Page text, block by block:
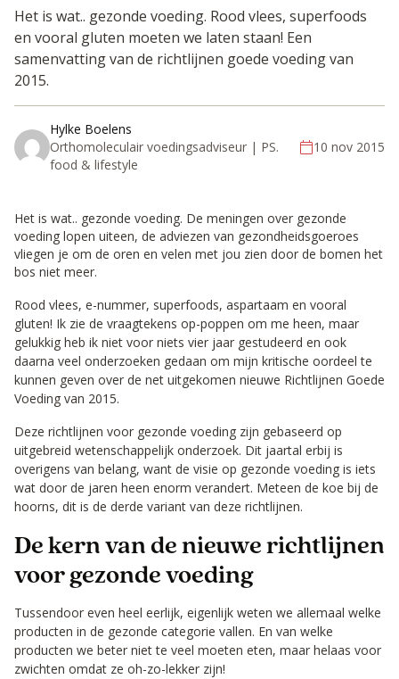
Het is wat.. gezonde voeding. Rood vlees, superfoods
en vooral gluten moeten we laten staan! Een
samenvatting van de richtlijnen goede voeding van
2015.
Hylke Boelens
Orthomoleculair voedingsadviseur | PS.
food & lifestyle
10 nov 2015
Het is wat.. gezonde voeding. De meningen over gezonde
voeding lopen uiteen, de adviezen van gezondheidsgoeroes
vliegen je om de oren en velen met jou zien door de bomen het
bos niet meer.
Rood vlees, e-nummer, superfoods, aspartaam en vooral
gluten! Ik zie de vraagtekens op-poppen om me heen, maar
gelukkig heb ik niet voor niets vier jaar gestudeerd en ook
daarna veel onderzoeken gedaan om mijn kritische oordeel te
kunnen geven over de net uitgekomen nieuwe Richtlijnen Goede
Voeding van 2015.
Deze richtlijnen voor gezonde voeding zijn gebaseerd op
uitgebreid wetenschappelijk onderzoek. Dit jaartal erbij is
overigens van belang, want de visie op gezonde voeding is iets
wat door de jaren heen enorm verandert. Meteen de koe bij de
hoorns, dit is de derde variant van deze richtlijnen.
De kern van de nieuwe richtlijnen
voor gezonde voeding
Tussendoor even heel eerlijk, eigenlijk weten we allemaal welke
producten in de gezonde categorie vallen. En van welke
producten we beter niet te veel moeten eten, maar helaas voor
zwichten omdat ze oh-zo-lekker zijn!